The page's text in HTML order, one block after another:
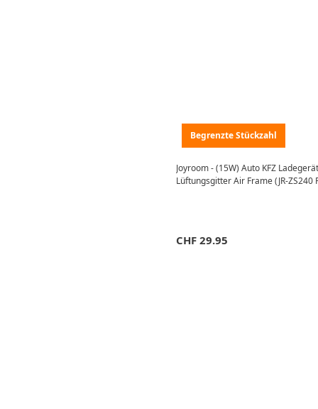
Begrenzte Stückzahl
Joyroom - (15W) Auto KFZ
Lüftungsgitter Air Frame (JR-ZS240
CHF 29.95